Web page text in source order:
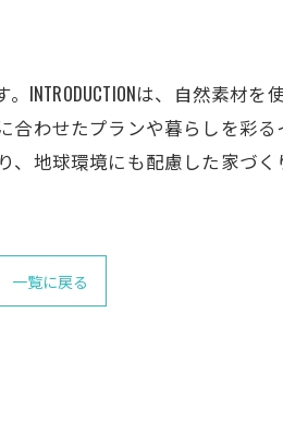
INTRODUCTIONは、自然素
わせたプランや暮らしを彩
球環境にも配慮した家づく
一覧に戻る